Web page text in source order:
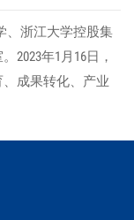
、浙江大学控股集
2023年1月16日，
成果转化、产业